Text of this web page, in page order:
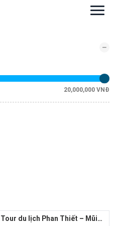
Tour du lịch Phan Thiết – Mũi
20,000,000 VNĐ